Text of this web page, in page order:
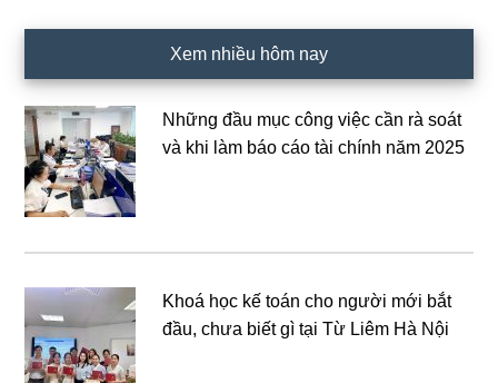
Xem nhiều hôm nay
Những đầu mục công việc cần rà soát
và khi làm báo cáo tài chính năm 2025
Khoá học kế toán cho người mới bắt
đầu, chưa biết gì tại Từ Liêm Hà Nội